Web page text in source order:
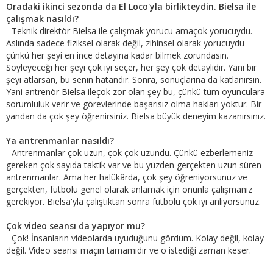
Oradaki ikinci sezonda da El Loco'yla birlikteydin. Bielsa ile
çalışmak nasıldı?
- Teknik direktör Bielsa ile çalışmak yorucu amaçok yorucuydu.
Aslında sadece fiziksel olarak değil, zihinsel olarak yorucuydu
çünkü her şeyi en ince detayına kadar bilmek zorundasın.
Söyleyeceği her şeyi çok iyi seçer, her şey çok detaylıdır. Yani bir
şeyi atlarsan, bu senin hatandır. Sonra, sonuçlarına da katlanırsın.
Yani antrenör Bielsa ileçok zor olan şey bu, çünkü tüm oyunculara
sorumluluk verir ve görevlerinde başarısız olma hakları yoktur. Bir
yandan da çok şey öğrenirsiniz. Bielsa büyük deneyim kazanırsınız.
Ya antrenmanlar nasıldı?
- Antrenmanlar çok uzun, çok çok uzundu. Çünkü ezberlemeniz
gereken çok sayıda taktik var ve bu yüzden gerçekten uzun süren
antrenmanlar. Ama her halükârda, çok şey öğreniyorsunuz ve
gerçekten, futbolu genel olarak anlamak için onunla çalışmanız
gerekiyor. Bielsa'yla çalıştıktan sonra futbolu çok iyi anlıyorsunuz.
Çok video seansı da yapıyor mu?
- Çok! İnsanların videolarda uyuduğunu gördüm. Kolay değil, kolay
değil. Video seansı maçın tamamıdır ve o istediği zaman keser.